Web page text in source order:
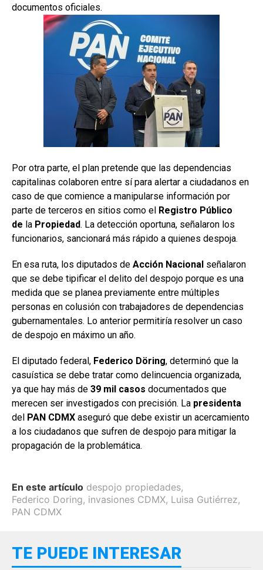
documentos oficiales.
Por otra parte, el plan pretende que las dependencias
capitalinas colaboren entre sí para alertar a ciudadanos en
caso de que comience a manipularse información por
parte de terceros en sitios como el Registro Público
de la Propiedad. La detección oportuna, señalaron los
funcionarios, sancionará más rápido a quienes despoja.
En esa ruta, los diputados de Acción Nacional señalaron
que se debe tipificar el delito del despojo porque es una
medida que se planea previamente entre múltiples
personas en colusión con trabajadores de dependencias
gubernamentales. Lo anterior permitiría resolver un caso
de despojo en máximo un año.
El diputado federal, Federico Döring, determinó que la
casuística se debe tratar como delincuencia organizada,
ya que hay más de 39 mil casos documentados que
merecen ser investigados con precisión. La presidenta
del PAN CDMX aseguró que debe existir un acercamiento
a los ciudadanos que sufren de despojo para mitigar la
propagación de la problemática.
En este artículo despojo propiedades,
Federico Doring, invasiones CDMX, Luisa Gutiérrez,
PAN CDMX
TE PUEDE INTERESAR